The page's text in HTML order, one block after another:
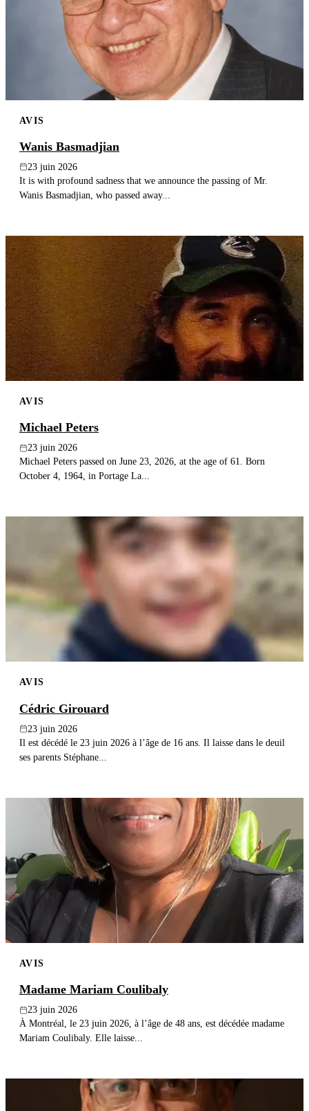
AVIS
Wanis Basmadjian
23 juin 2026
It is with profound sadness that we announce the passing of Mr.
Wanis Basmadjian, who passed away...
AVIS
Michael Peters
23 juin 2026
Michael Peters passed on June 23, 2026, at the age of 61. Born
October 4, 1964, in Portage La...
AVIS
Cédric Girouard
23 juin 2026
Il est décédé le 23 juin 2026 à l’âge de 16 ans. Il laisse dans le deuil
ses parents Stéphane...
AVIS
Madame Mariam Coulibaly
23 juin 2026
À Montréal, le 23 juin 2026, à l’âge de 48 ans, est décédée madame
Mariam Coulibaly. Elle laisse...